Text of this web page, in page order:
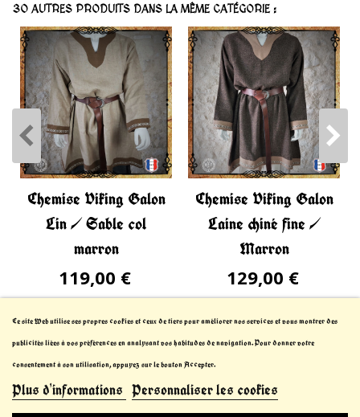
30 AUTRES PRODUITS DANS LA MÊME CATÉGORIE :
Chemise Viking Galon
Lin / Sable col
marron
119,00 €
Chemise Viking Galon
Laine chiné fine /
Marron
129,00 €
Ce site Web utilise ses propres cookies et ceux de tiers pour améliorer nos services et vous montrer des
publicités liées à vos préférences en analysant vos habitudes de navigation. Pour donner votre
consentement à son utilisation, appuyez sur le bouton Accepter.
Plus d'informations Personnaliser les cookies